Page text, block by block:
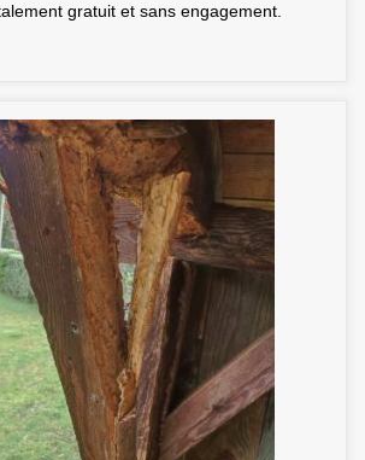
gratuit et sans engagement.